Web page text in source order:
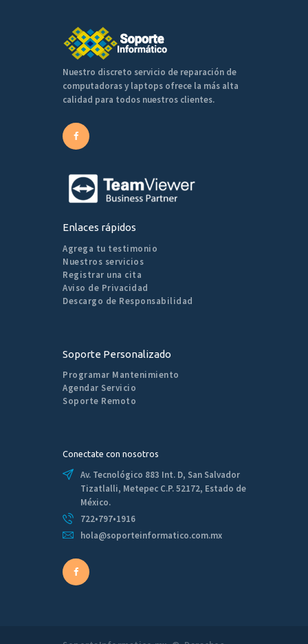
Nuestro discreto servicio de reparación de
computadoras y laptops ofrece la más alta
calidad para todos nuestros clientes.
Enlaces rápidos
Agrega tu testimonio
Nuestros servicios
Registrar una cita
Aviso de Privacidad
Descargo de Responsabilidad
Soporte Personalizado
Programar Mantenimiento
Agendar Servicio
Soporte Remoto
Conectate con nosotros
Av. Tecnológico 883 Int. D, San Salvador
Tizatlalli, Metepec C.P. 52172, Estado de
México.
722•797•1916
hola@soporteinformatico.com.mx